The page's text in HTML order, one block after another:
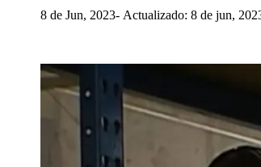
8 de Jun, 2023 Actualizado: 8 de jun,